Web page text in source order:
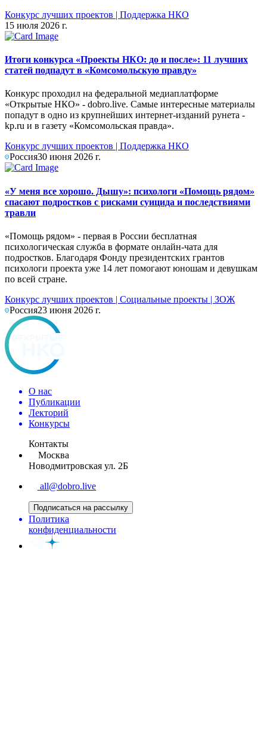
Конкурс лучших проектов | Поддержка НКО
15 июля 2026 г.
Итоги конкурса «Проекты НКО: до и после»: 11 лучших
статей подпадут в «Комсомольскую правду»
Конкурс проходил на федеральной медиаплатформе
«Открытые НКО» - dobro.live. Самые интересные материалы
попадут в одно из крупнейших интернет-изданий рунета -
kp.ru и в газету «Комсомольская правда».
Конкурс лучших проектов | Поддержка НКО
Россия30 июня 2026 г.
«У меня все хорошо. Дышу»: психологи «Помощь рядом»
спасают подростков с рисками суицида и последствиями
травли
«Помощь рядом» - первая в России бесплатная
психологическая служба в формате онлайн-чата для
подростков. Благодаря Фонду президентских грантов
психологи проекта уже 14 лет помогают юношам и девушкам
по всей стране.
Конкурс лучших проектов | Социальные проекты | ЗОЖ
Россия23 июня 2026 г.
О нас
Публикации
Лекторий
Конкурсы
Контакты
Москва
Новодмитровская ул. 2Б
all@dobro.live
Подписаться на рассылку
Политика
конфиденциальности